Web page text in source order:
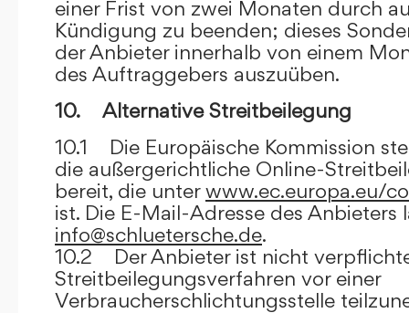
einer Frist von zwei Monaten durch
Kündigung zu beenden; dieses
der Anbieter innerhalb von einem
des Auftraggebers auszuüben.
10. Alternative Streitbeilegung
10.1 Die Europäische Kommission
die außergerichtliche Online-
bereit, die unterwww.ec.europa.eu/
ist. Die E-Mail-Adresse des Anbieters
info@schluetersche.de.
10.2 Der Anbieter ist nicht
Streitbeilegungsverfahren vor einer
Verbraucherschlichtungsstelle